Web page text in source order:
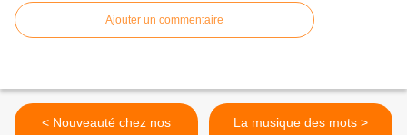
Ajouter un commentaire
< Nouveauté chez nos
La musique des mots >